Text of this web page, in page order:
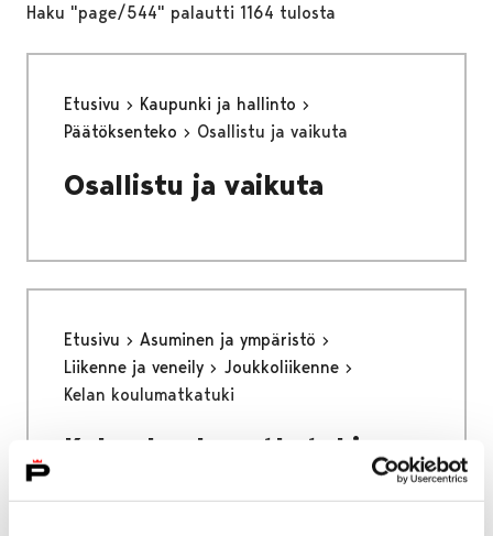
Haku "page/544" palautti 1164 tulosta
Etusivu
Kaupunki ja hallinto
Päätöksenteko
Osallistu ja vaikuta
Osallistu ja vaikuta
Etusivu
Asuminen ja ympäristö
Liikenne ja veneily
Joukkoliikenne
Kelan koulumatkatuki
Kelan koulumatkatuki
Koulumatkatuetut liput on tarkoitettu toisen